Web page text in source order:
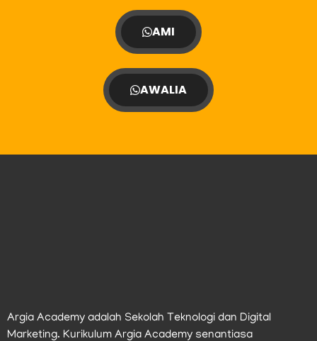
AMI
AWALIA
Argia Academy adalah Sekolah Teknologi dan Digital
Marketing. Kurikulum Argia Academy senantiasa